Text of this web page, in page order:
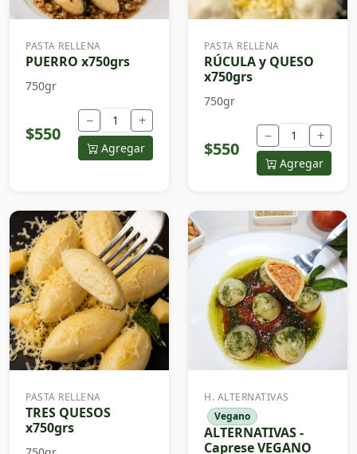
PASTA RELLENA
PUERRO x750grs
750gr
$550
− +
Agregar
PASTA RELLENA
RÚCULA y QUESO
x750grs
750gr
$550
− +
Agregar
PASTA RELLENA
TRES QUESOS
x750grs
H. ALTERNATIVAS
Vegano
ALTERNATIVAS -
Caprese VEGANO